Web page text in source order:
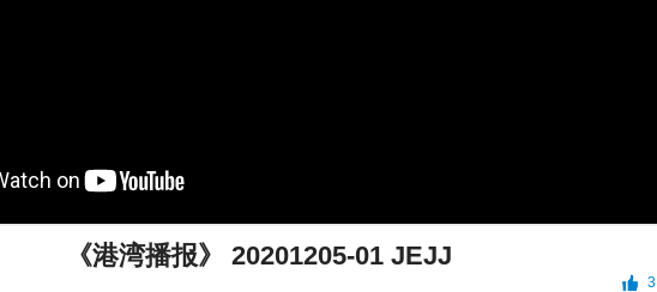
《港湾播报》 20201205-01 JEJJ
3